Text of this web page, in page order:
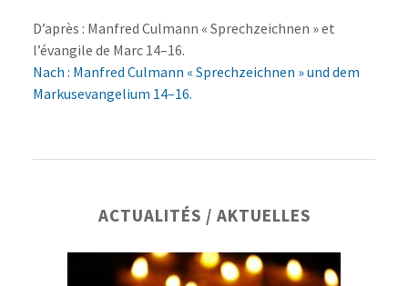
D’après : Manfred Culmann « Sprechzeichnen » et
l’évangile de Marc 14–16.
Nach : Manfred Culmann « Sprechzeichnen » und dem
Markusevangelium 14–16.
principale
ACTUALITÉS / AKTUELLES